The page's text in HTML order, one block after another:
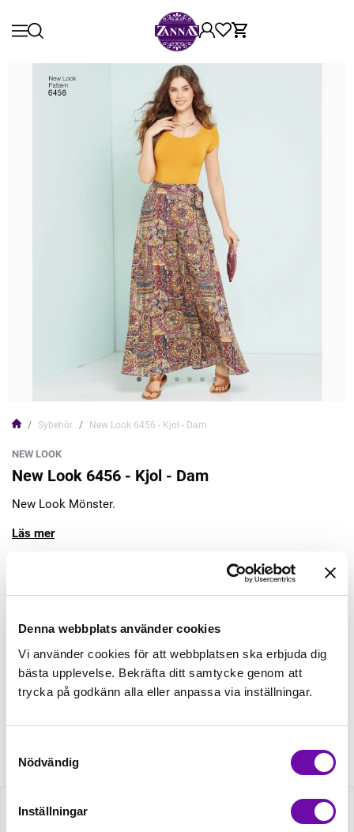
Denna webbplats använder cookies
Vi använder cookies för att webbplatsen ska erbjuda dig
bästa upplevelse. Bekräfta ditt samtycke genom att
trycka på godkänn alla eller anpassa via inställningar.
Nödvändig
Inställningar
Sybehör New Look 6456 - Kjol - Dam
NEW LOOK
New Look 6456 - Kjol - Dam
New Look Mönster.
Läs mer
Lägg till varukorgen
Finns i lager
Minsta beställning: 1 st
Beskrivning